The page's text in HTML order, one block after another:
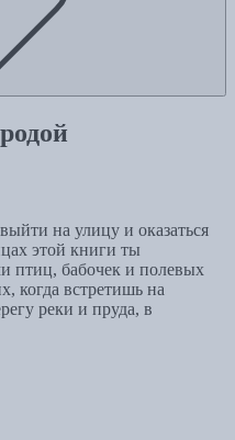
на улицу и оказаться
этой книги ты
птиц, бабочек и полевых
когда встретишь на
реки и пруда, в